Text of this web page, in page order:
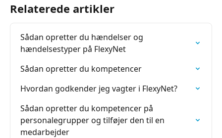
Relaterede artikler
Sådan opretter du hændelser og
hændelsestyper på FlexyNet
Sådan opretter du kompetencer
Hvordan godkender jeg vagter i FlexyNet?
Sådan opretter du kompetencer på
personalegrupper og tilføjer den til en
medarbejder